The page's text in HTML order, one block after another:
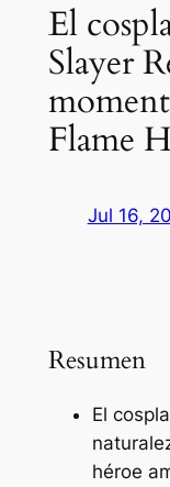
El
Slayer
Flame
Jul 16,
Resumen
El
héroe